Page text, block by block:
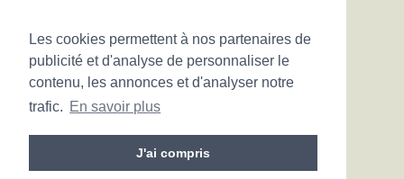
Les cookies permettent à nos partenaires de
publicité et d'analyse de personnaliser le
contenu, les annonces et d'analyser notre
trafic. En savoir plus
J'ai compris